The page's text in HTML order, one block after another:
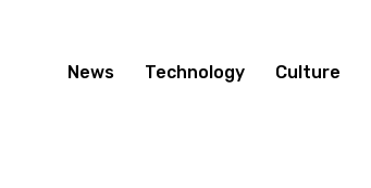
News Technology Culture